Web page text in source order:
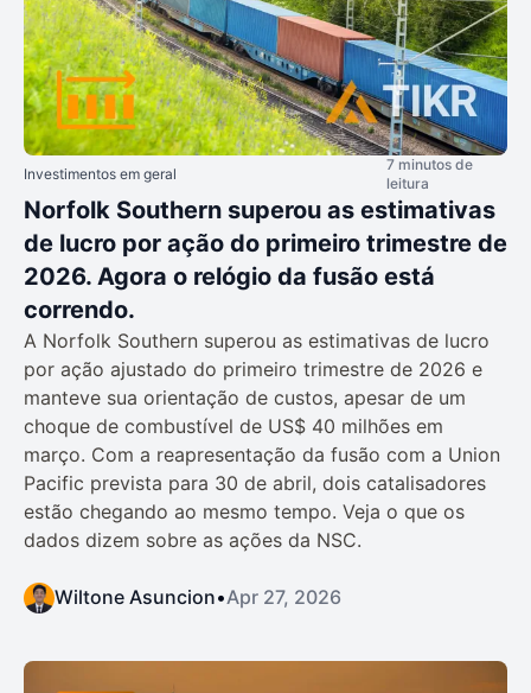
Investimentos em geral
7 minutos de
leitura
Norfolk Southern superou as estimativas
de lucro por ação do primeiro trimestre de
2026. Agora o relógio da fusão está
correndo.
A Norfolk Southern superou as estimativas de lucro
por ação ajustado do primeiro trimestre de 2026 e
manteve sua orientação de custos, apesar de um
choque de combustível de US$ 40 milhões em
março. Com a reapresentação da fusão com a Union
Pacific prevista para 30 de abril, dois catalisadores
estão chegando ao mesmo tempo. Veja o que os
dados dizem sobre as ações da NSC.
Wiltone Asuncion•Apr 27, 2026